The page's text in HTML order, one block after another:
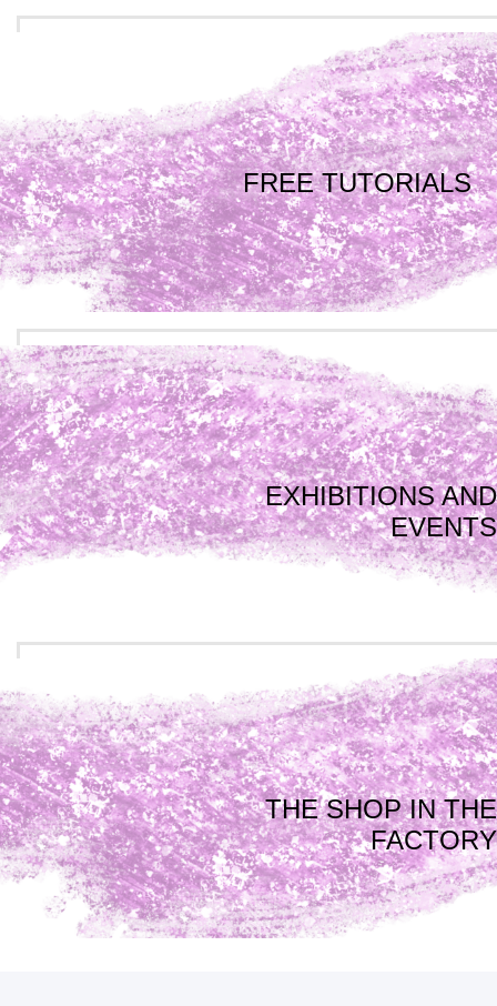
FREE TUTORIALS
EXHIBITIONS AND
EVENTS
THE SHOP IN THE
FACTORY